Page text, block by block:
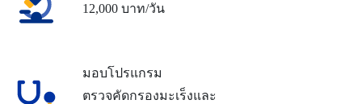
12,000 บาท/วัน
มอบโปรแกรม
ตรวจคัดกรองมะเร็งและ